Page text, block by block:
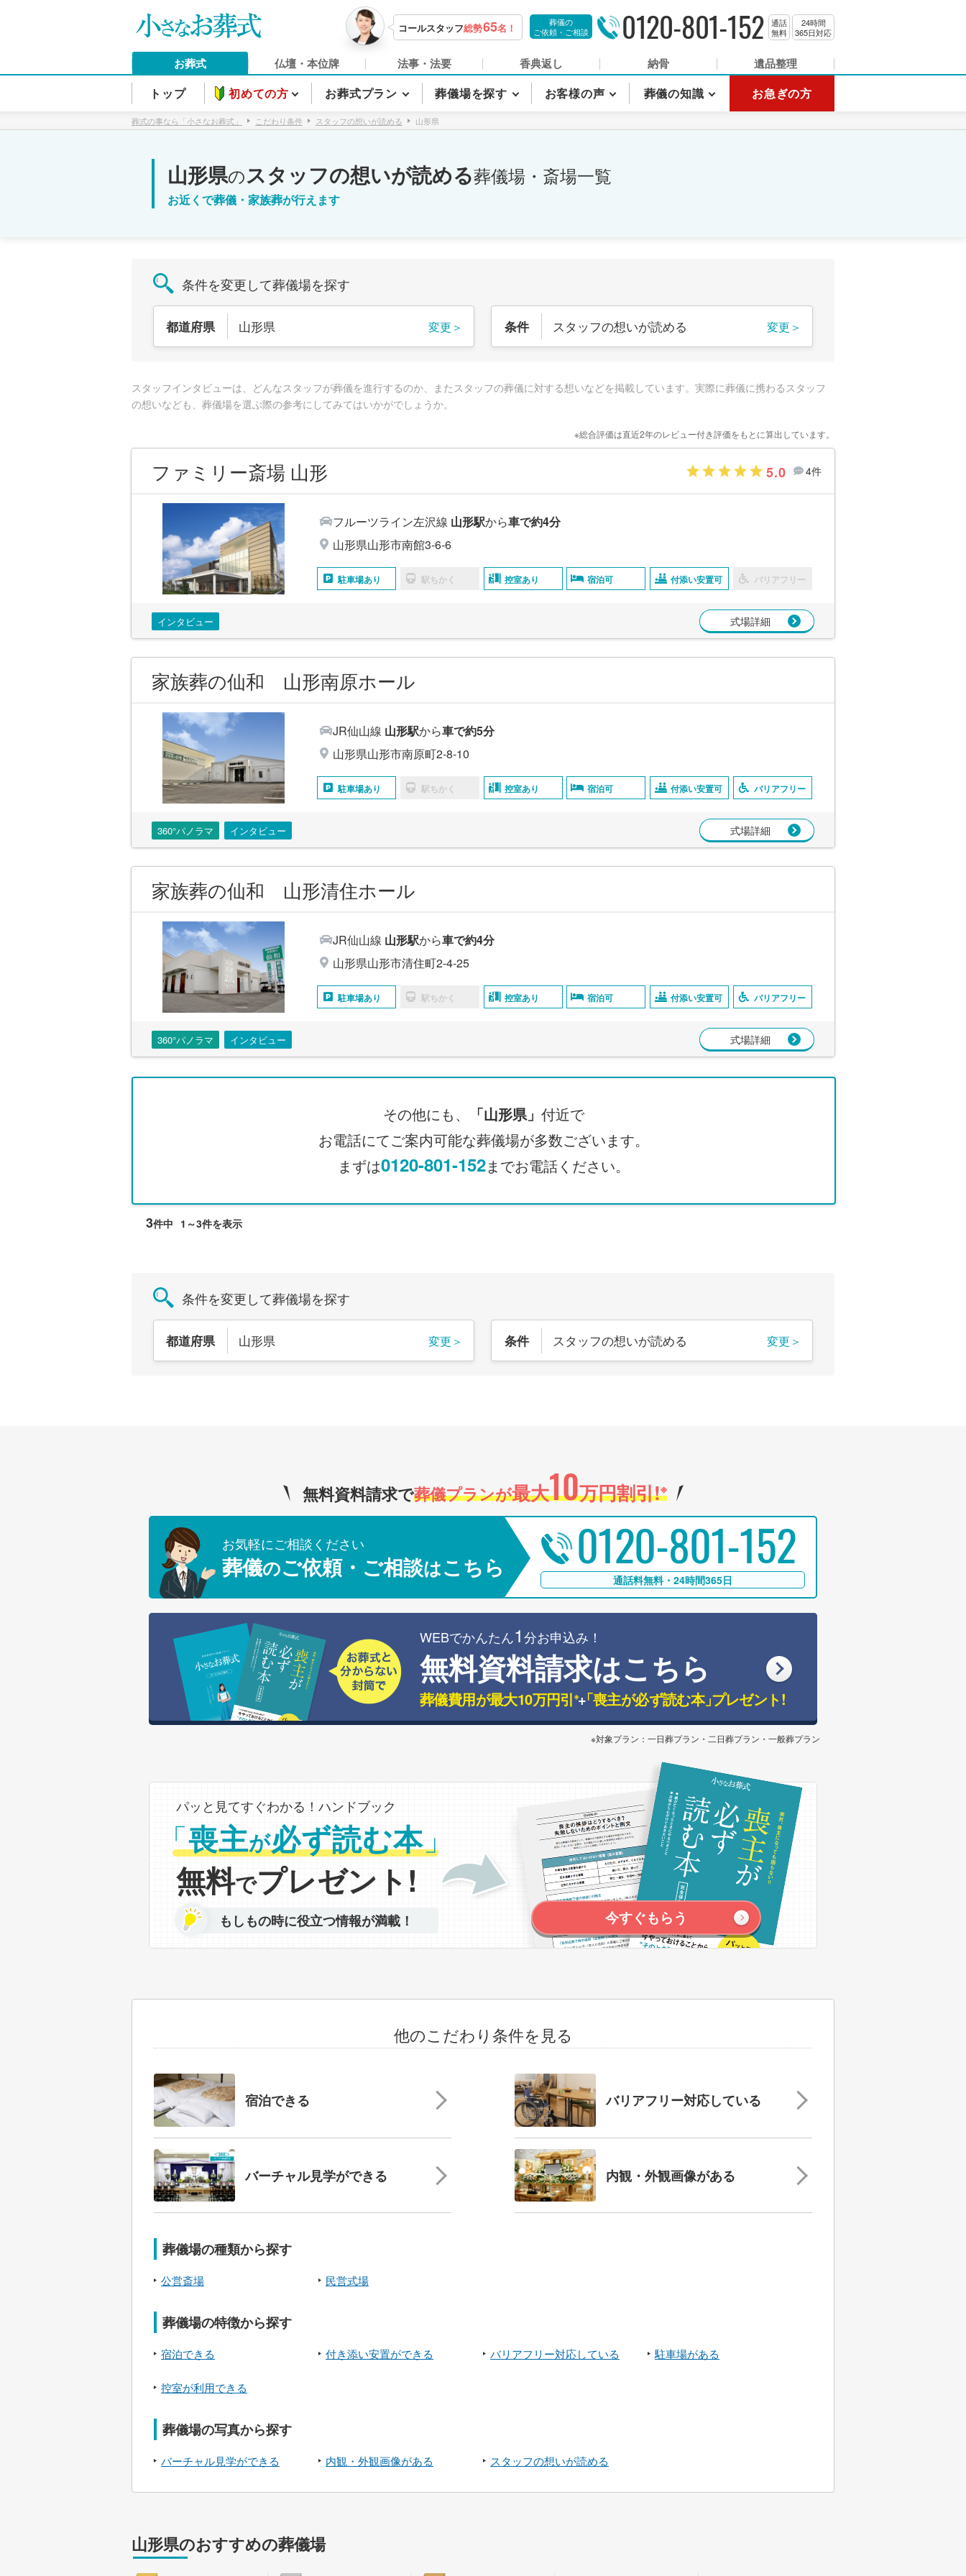
コールスタッフ総勢65名！
葬儀の
ご依頼・ご相談
0120-801-152
通話
無料
24時間
365日対応
お葬式 仏壇・本位牌 法事・法要 香典返し 納骨 遺品整理
トップ 初めての方 お葬式プラン 葬儀場を探す お客様の声 葬儀の知識 お急ぎの方
葬式の事なら「小さなお葬式」 こだわり条件 スタッフの想いが読める 山形県
山形県のスタッフの想いが読める葬儀場・斎場一覧
お近くで葬儀・家族葬が行えます
条件を変更して葬儀場を探す
都道府県 山形県 変更＞ 条件 スタッフの想いが読める 変更＞
スタッフインタビューは、どんなスタッフが葬儀を進行するのか、またスタッフの葬儀に対する想いなどを掲載しています。実際に葬儀に携わるスタッフ
の想いなども、葬儀場を選ぶ際の参考にしてみてはいかがでしょうか。
※総合評価は直近2年のレビュー付き評価をもとに算出しています。
ファミリー斎場 山形 5.0 4件
フルーツライン左沢線 山形駅から車で約4分
山形県山形市南館3-6-6
駐車場あり 駅ちかく 控室あり 宿泊可 付添い安置可 バリアフリー
インタビュー 式場詳細
家族葬の仙和 山形南原ホール
JR仙山線 山形駅から車で約5分
山形県山形市南原町2‐8‐10
駐車場あり 駅ちかく 控室あり 宿泊可 付添い安置可 バリアフリー
360°パノラマ インタビュー 式場詳細
家族葬の仙和 山形清住ホール
JR仙山線 山形駅から車で約4分
山形県山形市清住町2-4-25
駐車場あり 駅ちかく 控室あり 宿泊可 付添い安置可 バリアフリー
360°パノラマ インタビュー 式場詳細
その他にも、 「山形県」 付近で
お電話にてご案内可能な葬儀場が多数ございます。
まずは0120-801-152までお電話ください。
3件中 1～3件を表示
条件を変更して葬儀場を探す
都道府県 山形県 変更＞ 条件 スタッフの想いが読める 変更＞
無料資料請求で葬儀プランが最大10万円割引!※
お気軽にご相談ください
葬儀のご依頼・ご相談はこちら 0120-801-152
通話料無料・24時間365日
WEBでかんたん1分お申込み！
無料資料請求はこちら
葬儀費用が最大10万円引 ※+
「喪主が必ず読む本」プレゼント!
※対象プラン：一日葬プラン・二日葬プラン・一般葬プラン
パッと見てすぐわかる！ハンドブック
「喪主が必ず読む本」
無料でプレゼント!
もしもの時に役立つ情報が満載！ 今すぐもらう
他のこだわり条件を見る
宿泊できる バリアフリー対応している
バーチャル見学ができる 内観・外観画像がある
葬儀場の種類から探す
公営斎場 民営式場
葬儀場の特徴から探す
宿泊できる 付き添い安置ができる バリアフリー対応している 駐車場がある
控室が利用できる
葬儀場の写真から探す
バーチャル見学ができる 内観・外観画像がある スタッフの想いが読める
山形県のおすすめの葬儀場